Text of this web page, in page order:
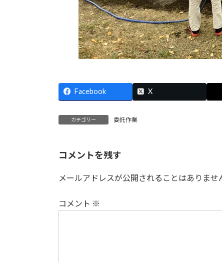
Facebook X
カテゴリー 委託作業
コメントを残す
メールアドレスが公開されることはありませ
コメント ※